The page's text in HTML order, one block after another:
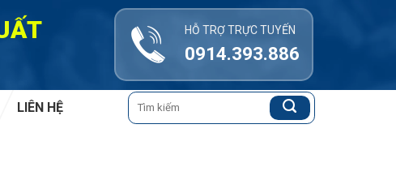
HỖ TRỢ TRỰC TUYẾN
0914.393.886
LIÊN HỆ
Tìm
kiếm: